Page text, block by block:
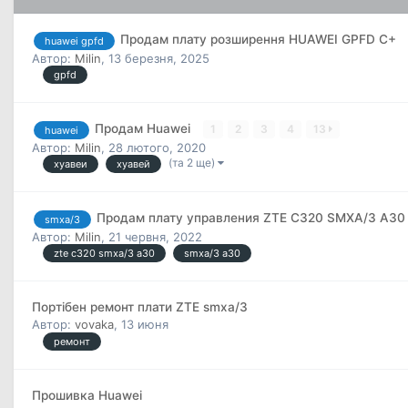
huawei gpfd Продам плату розширення HUAWEI GPFD C+
Автор: Milin, 13 березня, 2025
gpfd
huawei Продам Huawei 1 2 3 4 13
Автор: Milin, 28 лютого, 2020
хуавеи хуавей (та 2 ще)
smxa/3 Продам плату управления ZTE C320 SMXA/3 A30
Автор: Milin, 21 червня, 2022
zte c320 smxa/3 a30 smxa/3 a30
Портібен ремонт плати ZTE smxa/3
Автор: vovaka, 13 июня
ремонт
Прошивка Huawei